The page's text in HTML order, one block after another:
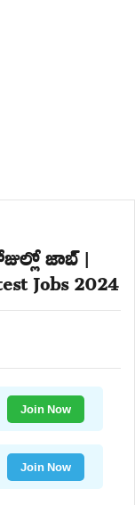
జాబ్ |
Jobs 2024
Join Now
Join Now